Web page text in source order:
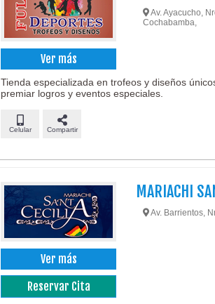
Ver más
Av. Ayacucho,
Cochabamba,
Tienda especializada en trofeos y diseños
premiar logros y eventos especiales.
Celular Compartir
Ver más
Reservar Cita
MARIACHI
Av. Barrientos,